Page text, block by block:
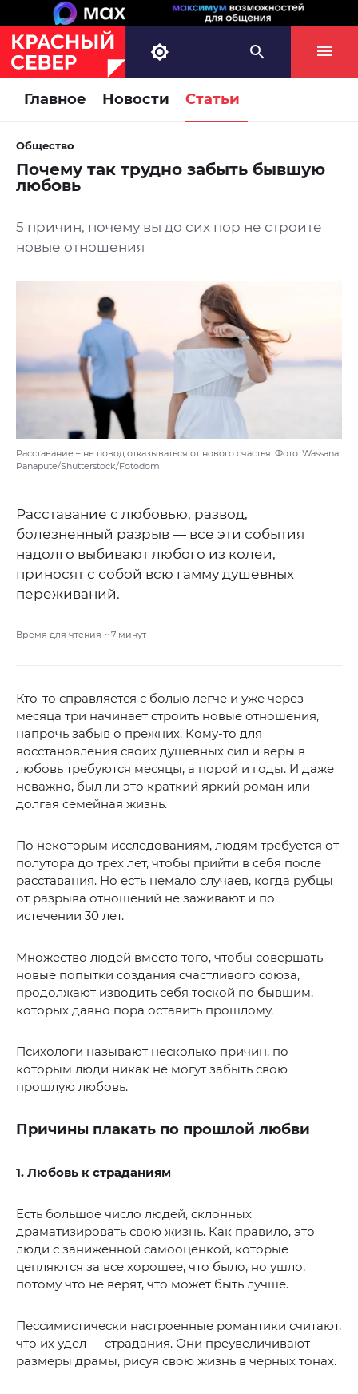
Главное Новости Статьи
Общество
Почему так трудно забыть бывшую
любовь
5 причин, почему вы до сих пор не строите
новые отношения
Расставание – не повод отказываться от нового счастья. Фото: Wassana
Panapute/Shutterstock/Fotodom
Расставание с любовью, развод,
болезненный разрыв — все эти события
надолго выбивают любого из колеи,
приносят с собой всю гамму душевных
переживаний.
Время для чтения ~ 7 минут
Кто-то справляется с болью легче и уже через
месяца три начинает строить новые отношения,
напрочь забыв о прежних. Кому-то для
восстановления своих душевных сил и веры в
любовь требуются месяцы, а порой и годы. И даже
неважно, был ли это краткий яркий роман или
долгая семейная жизнь.
По некоторым исследованиям, людям требуется от
полутора до трех лет, чтобы прийти в себя после
расставания. Но есть немало случаев, когда рубцы
от разрыва отношений не заживают и по
истечении 30 лет.
Множество людей вместо того, чтобы совершать
новые попытки создания счастливого союза,
продолжают изводить себя тоской по бывшим,
которых давно пора оставить прошлому.
Психологи называют несколько причин, по
которым люди никак не могут забыть свою
прошлую любовь.
Причины плакать по прошлой любви
1. Любовь к страданиям
Есть большое число людей, склонных
драматизировать свою жизнь. Как правило, это
люди с заниженной самооценкой, которые
цепляются за все хорошее, что было, но ушло,
потому что не верят, что может быть лучше.
Пессимистически настроенные романтики считают,
что их удел — страдания. Они преувеличивают
размеры драмы, рисуя свою жизнь в черных тонах.